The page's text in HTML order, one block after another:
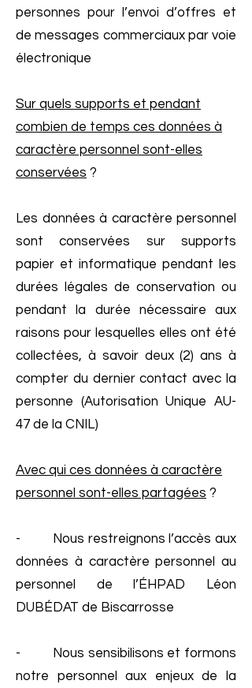
personnes pour l’envoi d’offres et
de messages commerciaux par voie
électronique
Sur quels supports et pendant
combien de temps ces données à
caractère personnel sont-elles
conservées ?
Les données à caractère personnel
sont conservées sur supports
papier et informatique pendant les
durées légales de conservation ou
pendant la durée nécessaire aux
raisons pour lesquelles elles ont été
collectées, à savoir deux (2) ans à
compter du dernier contact avec la
personne (Autorisation Unique AU-
47 de la CNIL)
Avec qui ces données à caractère
personnel sont-elles partagées ?
- Nous restreignons l’accès aux
données à caractère personnel au
personnel de l’ÉHPAD Léon
DUBÉDAT de Biscarrosse
- Nous sensibilisons et formons
notre personnel aux enjeux de la